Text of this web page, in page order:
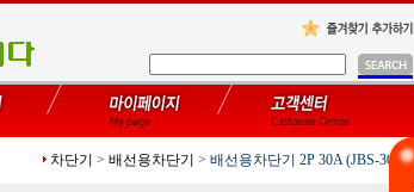
차단기 > 배선용차단기 > 배선용차단기 2P 30A (JBS-3022)